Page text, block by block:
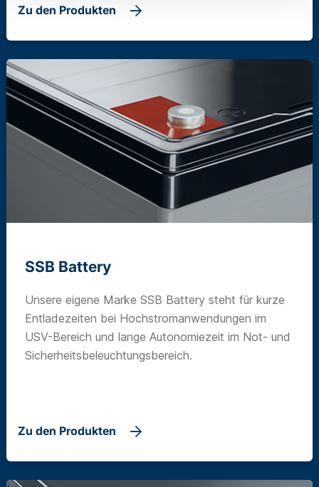
Zu den Produkten
SSB Battery
Unsere eigene Marke SSB Battery steht für kurze
Entladezeiten bei Hochstromanwendungen im
USV-Bereich und lange Autonomiezeit im Not- und
Sicherheitsbeleuchtungsbereich.
Zu den Produkten